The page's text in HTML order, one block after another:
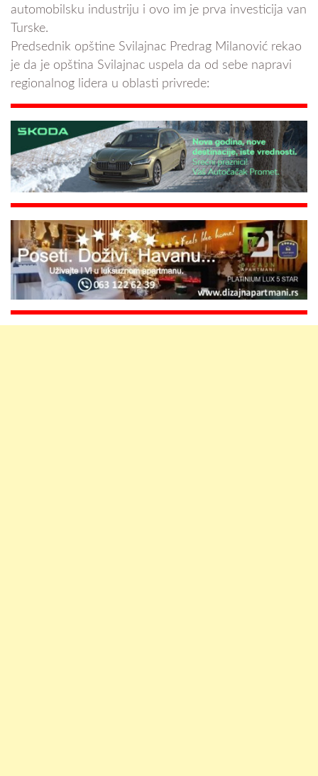
automobilsku industriju i ovo im je prva investicija van
Turske.
Predsednik opštine Svilajnac Predrag Milanović rekao
je da je opština Svilajnac uspela da od sebe napravi
regionalnog lidera u oblasti privrede: